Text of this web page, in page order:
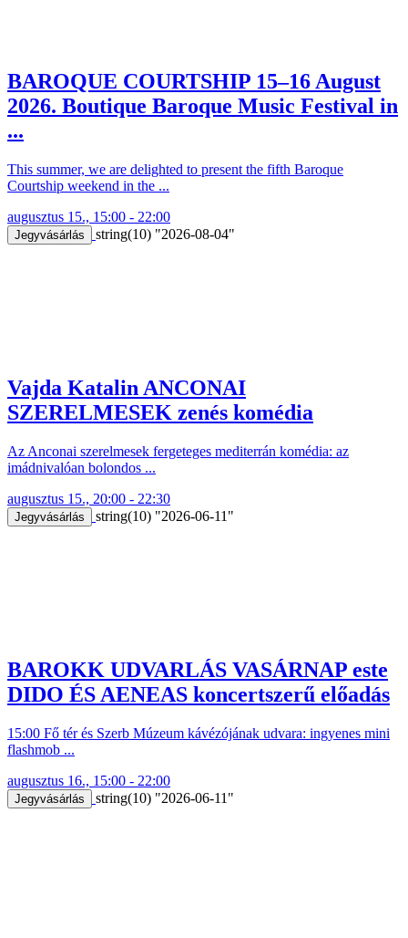
BAROQUE COURTSHIP 15–16 August
2026. Boutique Baroque Music Festival in
...
This summer, we are delighted to present the fifth Baroque
Courtship weekend in the ...
augusztus 15., 15:00 - 22:00
Jegyvásárlás string(10) "2026-08-04"
Vajda Katalin ANCONAI
SZERELMESEK zenés komédia
Az Anconai szerelmesek fergeteges mediterrán komédia: az
imádnivalóan bolondos ...
augusztus 15., 20:00 - 22:30
Jegyvásárlás string(10) "2026-06-11"
BAROKK UDVARLÁS VASÁRNAP este
DIDO ÉS AENEAS koncertszerű előadás
15:00 Fő tér és Szerb Múzeum kávézójának udvara: ingyenes mini
flashmob ...
augusztus 16., 15:00 - 22:00
Jegyvásárlás string(10) "2026-06-11"